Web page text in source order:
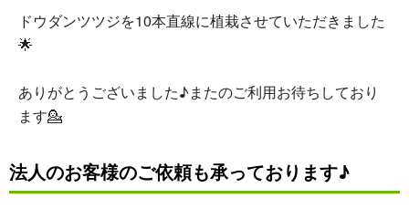
ドウダンツツジを10本直線に植栽させていただきました
🌟
ありがとうございました♪またのご利用お待ちしており
ます💁
法人のお客様のご依頼も承っております♪